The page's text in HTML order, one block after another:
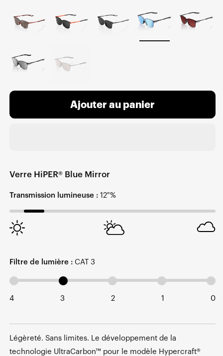
Ajouter au panier
Verre HiPER® Blue Mirror
Transmission lumineuse : 12 %
Filtre de lumière : CAT 3
4 3 2 1 0
Légèreté. Sans limites. Le développement de la
technologie UltraCarbon™ pour le modèle Hypercraft®